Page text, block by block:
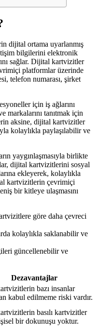
dijital ortama uyarlanmış
bilgilerini elektronik
sağlar. Dijital kartvizitler
platformlar üzerinde
telefon numarası, şirket
için iş ağlarını
markalarını tanıtmak için
aksine, dijital kartvizitler
kolaylıkla paylaşılabilir ve
yaygınlaşmasıyla birlikte
dijital kartvizitlerini sosyal
ekleyerek, kolaylıkla
kartvizitlerin çevrimiçi
bir kitleye ulaşmasını
göre daha çevreci
kolaylıkla saklanabilir ve
güncellenebilir ve
Dezavantajlar
bazı insanlar
kabul edilmeme riski vardır.
basılı kartvizitler
bir dokunuşu yoktur.